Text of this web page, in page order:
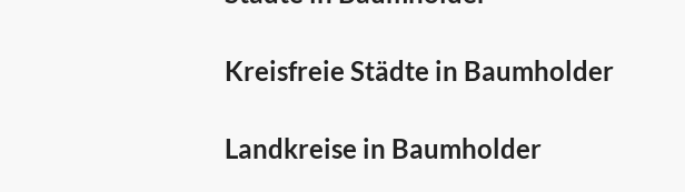
Kreisfreie Städte in Baumholder
Landkreise in Baumholder